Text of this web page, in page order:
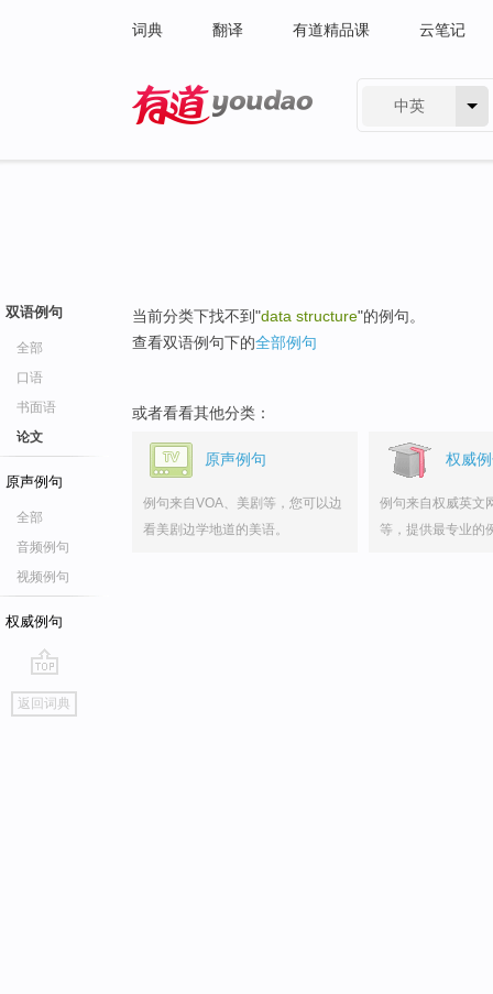
词典 翻译 有道精品课 云笔记
中英
双语例句
全部
口语
书面语
论文
原声例句
全部
音频例句
视频例句
权威例句
go
top
返回词典
当前分类下找不到"data structure"的例句。
查看双语例句下的全部例句
或者看看其他分类：
原声例句
例句来自VOA、美剧等，您可以边
看美剧边学地道的美语。
权威
例句来自权威英文
等，提供最专业的